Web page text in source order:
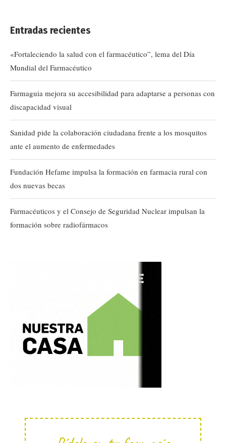
Entradas recientes
«Fortaleciendo la salud con el farmacéutico”, lema del Día
Mundial del Farmacéutico
Farmaguia mejora su accesibilidad para adaptarse a personas con
discapacidad visual
Sanidad pide la colaboración ciudadana frente a los mosquitos
ante el aumento de enfermedades
Fundación Hefame impulsa la formación en farmacia rural con
dos nuevas becas
Farmacéuticos y el Consejo de Seguridad Nuclear impulsan la
formación sobre radiofármacos